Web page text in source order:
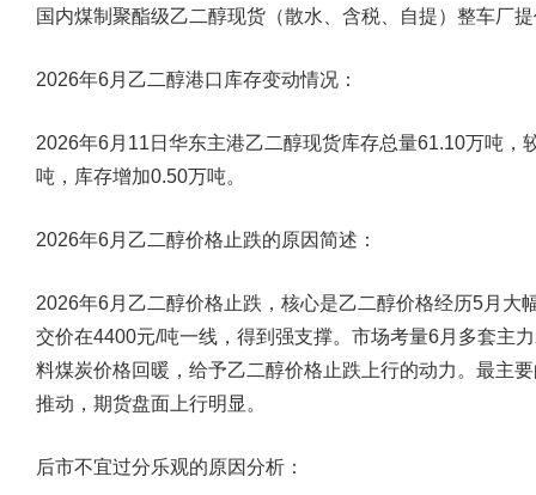
国内煤制聚酯级乙二醇现货（散水、含税、自提）整车厂
2026年6月乙二醇港口库存变动情况：
2026年6月11日华东主港乙二醇现货库存总量61.10万吨，
吨，库存增加0.50万吨。
2026年6月乙二醇价格止跌的原因简述：
2026年6月乙二醇价格止跌，核心是乙二醇价格经历5月大
交价在4400元/吨一线，得到强支撑。市场考量6月多套主
料煤炭价格回暖，给予乙二醇价格止跌上行的动力。最主
推动，期货盘面上行明显。
后市不宜过分乐观的原因分析：